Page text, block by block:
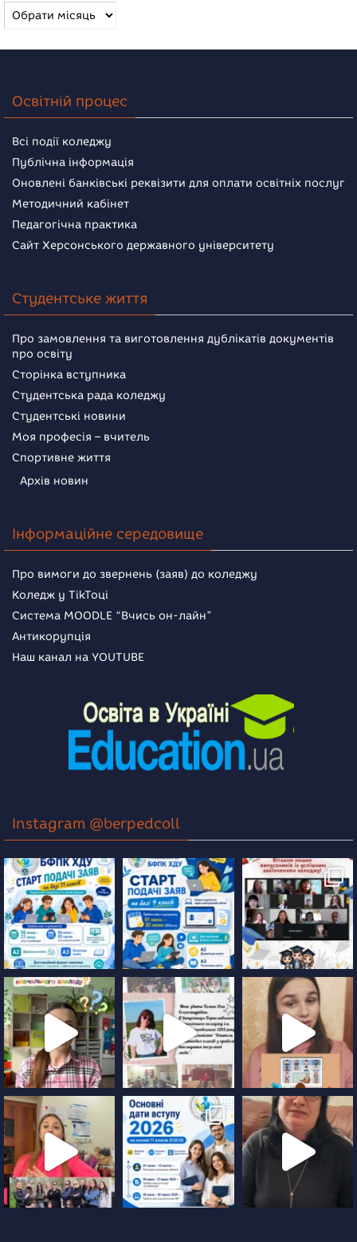
Архів
новин
Освітній процес
Всі події коледжу
Публічна інформація
Оновлені банківські реквізити для оплати освітніх послуг
Методичний кабінет
Педагогічна практика
Сайт Херсонського державного університету
Студентське життя
Про замовлення та виготовлення дублікатів документів
про освіту
Сторінка вступника
Студентська рада коледжу
Студентські новини
Моя професія – вчитель
Спортивне життя
Архів новин
Інформаційне середовище
Про вимоги до звернень (заяв) до коледжу
Коледж у TikToці
Система MOODLE “Вчись он-лайн”
Антикорупція
Наш канал на YOUTUBE
Instagram @berpedcoll